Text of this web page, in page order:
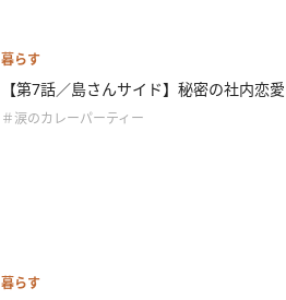
暮らす
【第7話／島さんサイド】秘密の社内恋愛
＃涙のカレーパーティー
暮らす